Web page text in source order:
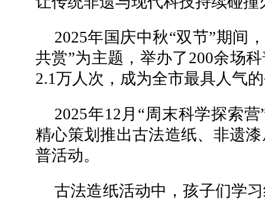
2025年国庆中秋“双节”期间
共赏”为主题，举办了200余场
2.1万人次，成为全市最具人气
2025年12月“周末科学探索
精心策划推出古法造纸、非遗
普活动。
古法造纸活动中，孩子们学